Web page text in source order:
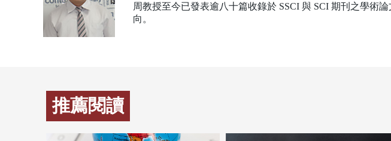
周教授至今已發表逾八十篇收錄於 SSCI 與 SCI 期刊之學術
向。
推薦閱讀